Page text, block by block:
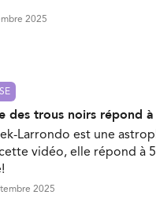
2025
des trous noirs répond
Larrondo est une
vidéo, elle répond à
2025